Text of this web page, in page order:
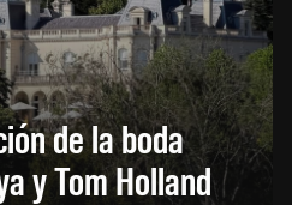
de la boda
y Tom Holland